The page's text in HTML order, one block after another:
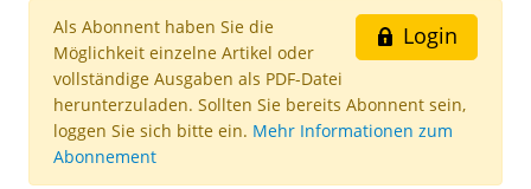
Login
Als Abonnent haben Sie die
Möglichkeit einzelne Artikel oder
vollständige Ausgaben als PDF-Datei
herunterzuladen. Sollten Sie bereits Abonnent sein,
loggen Sie sich bitte ein. Mehr Informationen zum
Abonnement